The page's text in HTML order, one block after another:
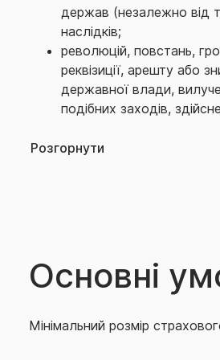
держав (незалежно від
наслідків;
революцій, повстань,
реквізиції, арешту або
державної влади,
подібних заходів,
терористичної
засобів, включаючи
впливу, переробки
переказів з країни
Розгорнути
Основні
Мінімальний розмір